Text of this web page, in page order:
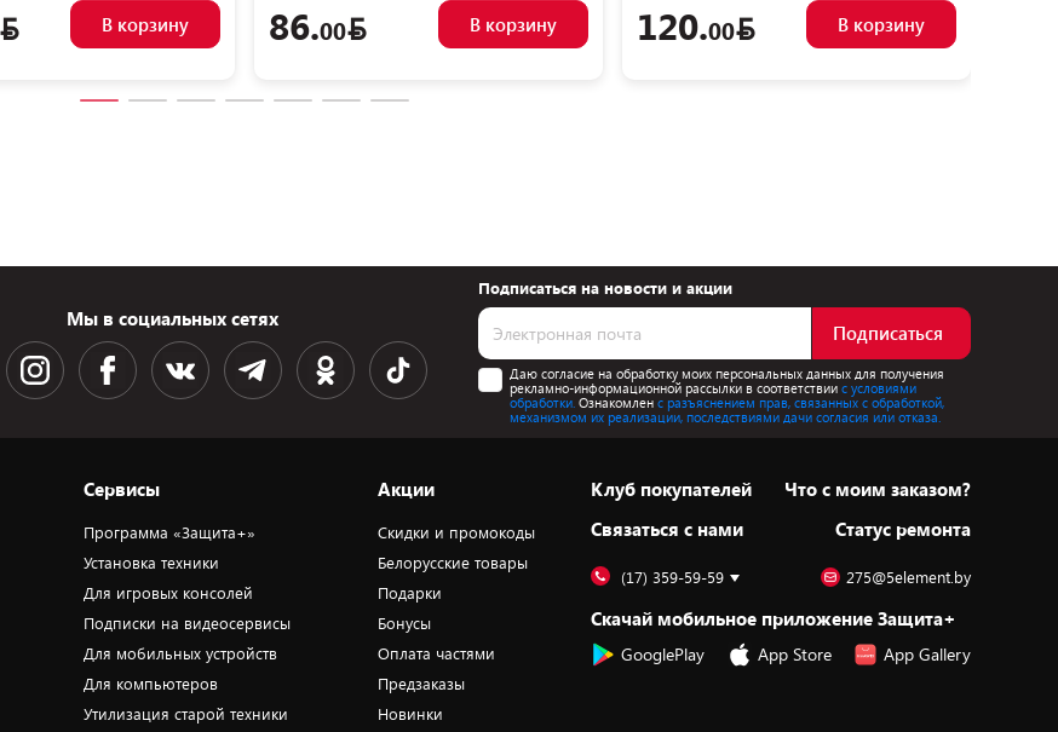
В корзину 86.00 В корзину 120.00 В корзину
Мы в социальных сетях
Подписаться на новости и акции
Подписаться
Даю согласие на обработку моих персональных данных для получения
рекламно-информационной рассылки в соответствиис условиями
обработки. Ознакомлен с разъяснением прав, связанных с обработкой,
механизмом их реализации, последствиями дачи согласия или отказа.
Сервисы
Программа «Защита+»
Установка техники
Для игровых консолей
Подписки на видеосервисы
Для мобильных устройств
Для компьютеров
Утилизация старой техники
Акции
Скидки и промокоды
Белорусские товары
Подарки
Бонусы
Оплата частями
Предзаказы
Новинки
Клуб покупателей
Cвязаться с нами
Что с моим заказом?
Статус ремонта
(17) 359-59-59 275@5element.by
Скачай мобильное приложение Защита+
GooglePlay App Store App Gallery